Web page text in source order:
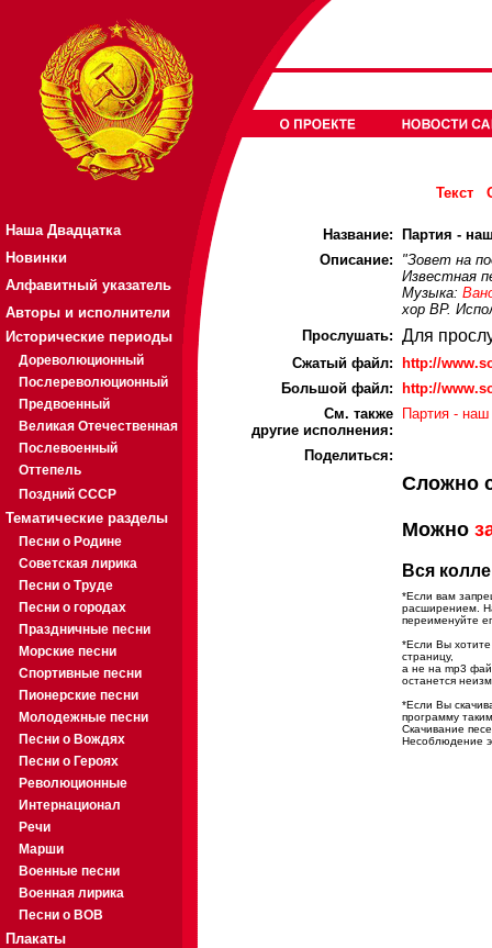
Наша Двадцатка
Новинки
Алфавитный указатель
Авторы и исполнители
Исторические периоды
Дореволюционный
Послереволюционный
Предвоенный
Великая Отечественная
Послевоенный
Оттепель
Поздний СССР
Тематические разделы
Песни о Родине
Советская лирика
Песни о Труде
Песни о городах
Праздничные песни
Морские песни
Спортивные песни
Пионерские песни
Молодежные песни
Песни о Вождях
Песни о Героях
Революционные
Интернационал
Речи
Марши
Военные песни
Военная лирика
Песни о ВОВ
Плакаты
Текст
Название:
Партия -
Описание:
"Зовет на
Известная
Музыка:
хор ВР.
Прослушать: Для
Cжатый файл:
http://
Большой файл:
http://
См. также
другие исполнения:
Партия -
Поделиться:
Сложно
Можно
Вся
*Если вам
расширением.
переименуйте
*Если Вы
страницу,
а не на mp3
останется
*Если Вы
программу
Скачивание
Несоблюдение